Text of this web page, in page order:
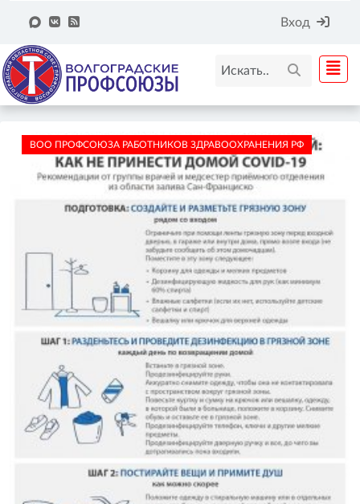
Вход
ВОО ПРОФСОЮЗА РАБОТНИКОВ ЗДРАВООХРАНЕНИЯ РФ